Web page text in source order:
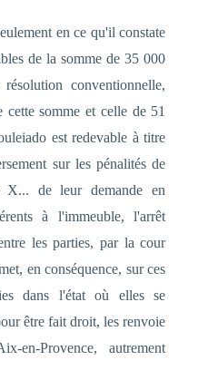
en ce qu'il constate
de la somme de 35 000
conventionnelle,
cette somme et celle de 51
est redevable à titre
sur les pénalités de
X... de leur demande en
à l'immeuble, l'arrêt
les parties, par la cour
en conséquence, sur ces
dans l'état où elles se
être fait droit, les renvoie
en-Provence, autrement